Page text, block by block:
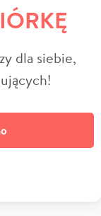
dla siebie,